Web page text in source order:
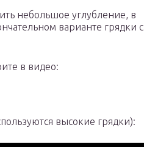
небольшое углубление, в
варианте грядки с
в видео:
высокие грядки):